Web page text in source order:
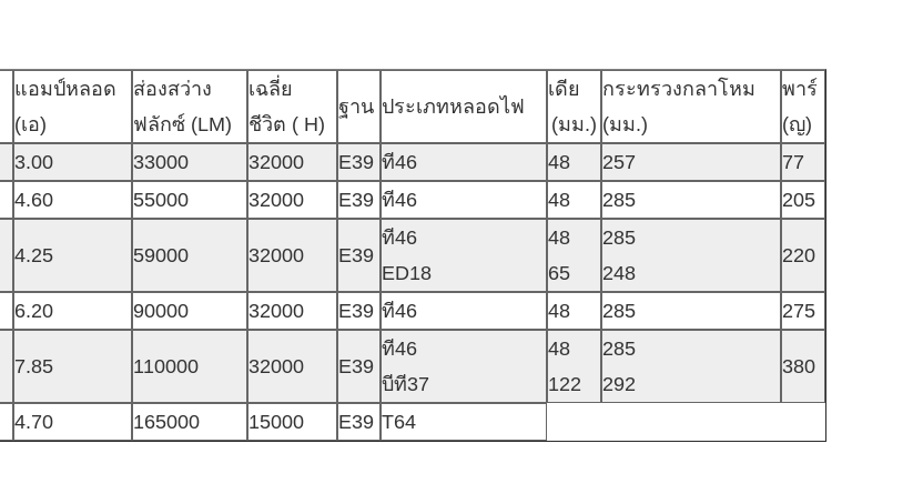
แอมป์หลอด
(เอ)
ส่องสว่าง
ฟลักซ์ (LM)
เฉลี่ย
ชีวิต ( H)
ฐาน ประเภทหลอดไฟ
เดีย
(มม.)
กระทรวงกลาโหม
(มม.)
พาร์
(ญ)
3.00 33000 32000 E39 ที46 48 257
77
4.60 55000 32000 E39 ที46 48 285 205
4.25 59000 32000 E39
ที46
ED18
48
65
285
248
220
6.20 90000 32000 E39 ที46 48 285 275
7.85 110000 32000 E39
ที46
บีที37
48
122
285
292
380
4.70 165000 15000 E39 T64